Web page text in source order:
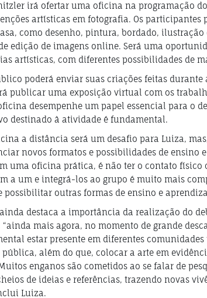
irá ofertar uma oficina na programação
artísticas em fotografia. Os participantes
como desenho, pintura, bordado,
edição de imagens online. Será uma
artísticas, com diferentes possibilidades de
poderá enviar suas criações feitas
publicar uma exposição virtual com os
desempenhe um papel essencial para o
destinado à atividade é fundamental.
a distância será um desafio para Luiza,
novos formatos e possibilidades de ensino
uma oficina prática, é não ter o contato físico
a um e integrá-los ao grupo é muito mais
possibilitar outras formas de ensino e
destaca a importância da realização do
mais agora, no momento de grande
estar presente em diferentes
além do que, colocar a arte em
enganos são cometidos ao se falar de
de ideias e referências, trazendo novas
Luiza.